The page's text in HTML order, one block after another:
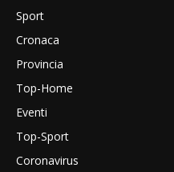
Sport
Cronaca
Provincia
Top-Home
Eventi
Top-Sport
Coronavirus